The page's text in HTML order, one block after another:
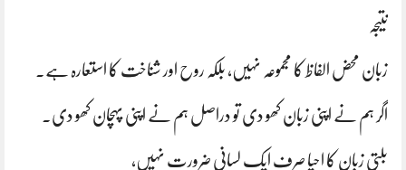
نتیجہ
زبان محض الفاظ کا مجموعہ نہیں، بلکہ روح اور شناخت کا استعارہ ہے۔
اگر ہم نے اپنی زبان کھو دی تو دراصل ہم نے اپنی پہچان کھو دی۔
بلتی زبان کا احیا صرف ایک لسانی ضرورت نہیں،